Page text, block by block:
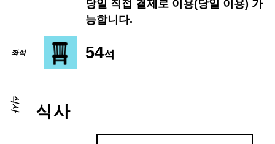
당일 직접 결제로 이용(당일 이용) 가
능합니다.
좌석 54석
식사 식사